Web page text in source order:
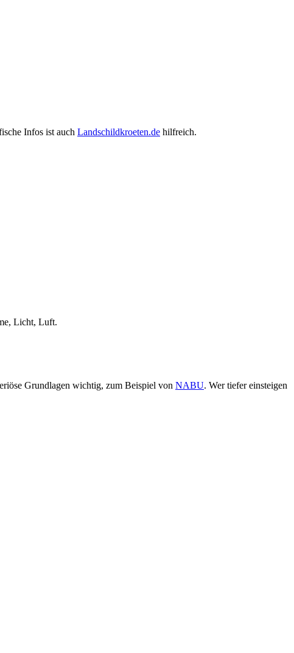
Infos ist auch Landschildkroeten.de hilfreich.
Licht, Luft.
Grundlagen wichtig, zum Beispiel von NABU. Wer tiefer einsteigen